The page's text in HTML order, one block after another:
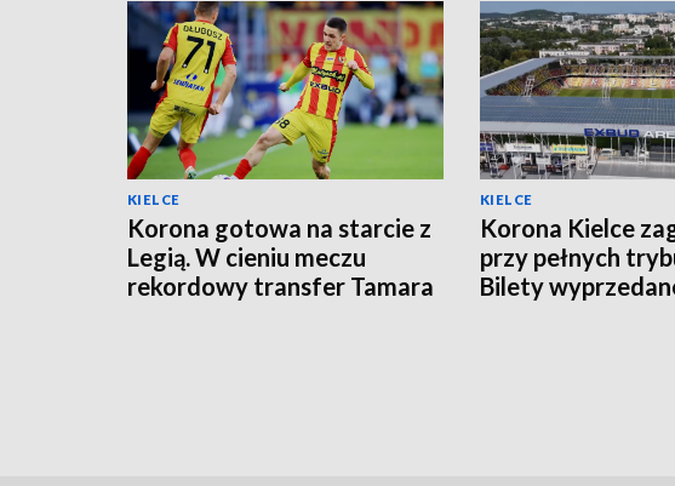
KIELCE
Korona gotowa na starcie z
Legią. W cieniu meczu
rekordowy transfer Tamara
KIELCE
Korona Kielce
przy pełnych
Bilety